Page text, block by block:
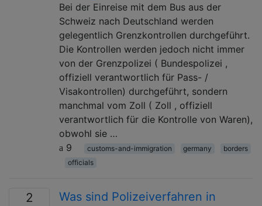
Bei der Einreise mit dem Bus aus der
Schweiz nach Deutschland werden
gelegentlich Grenzkontrollen durchgeführt.
Die Kontrollen werden jedoch nicht immer
von der Grenzpolizei ( Bundespolizei ,
offiziell verantwortlich für Pass- /
Visakontrollen) durchgeführt, sondern
manchmal vom Zoll ( Zoll , offiziell
verantwortlich für die Kontrolle von Waren),
obwohl sie …
9
customs-and-immigration germany
borders
officials
2
Was sind Polizeiverfahren in